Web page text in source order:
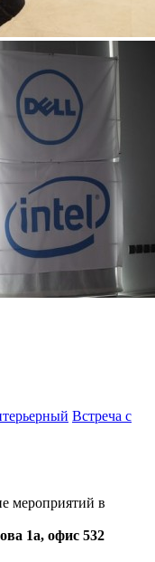
Встреча с
мероприятий в
1а, офис 532